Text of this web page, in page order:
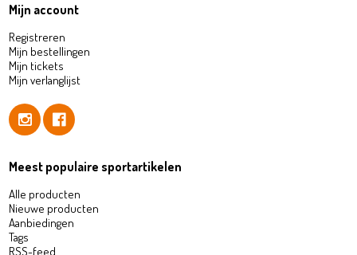
Mijn account
Registreren
Mijn bestellingen
Mijn tickets
Mijn verlanglijst
Meest populaire sportartikelen
Alle producten
Nieuwe producten
Aanbiedingen
Tags
RSS-feed